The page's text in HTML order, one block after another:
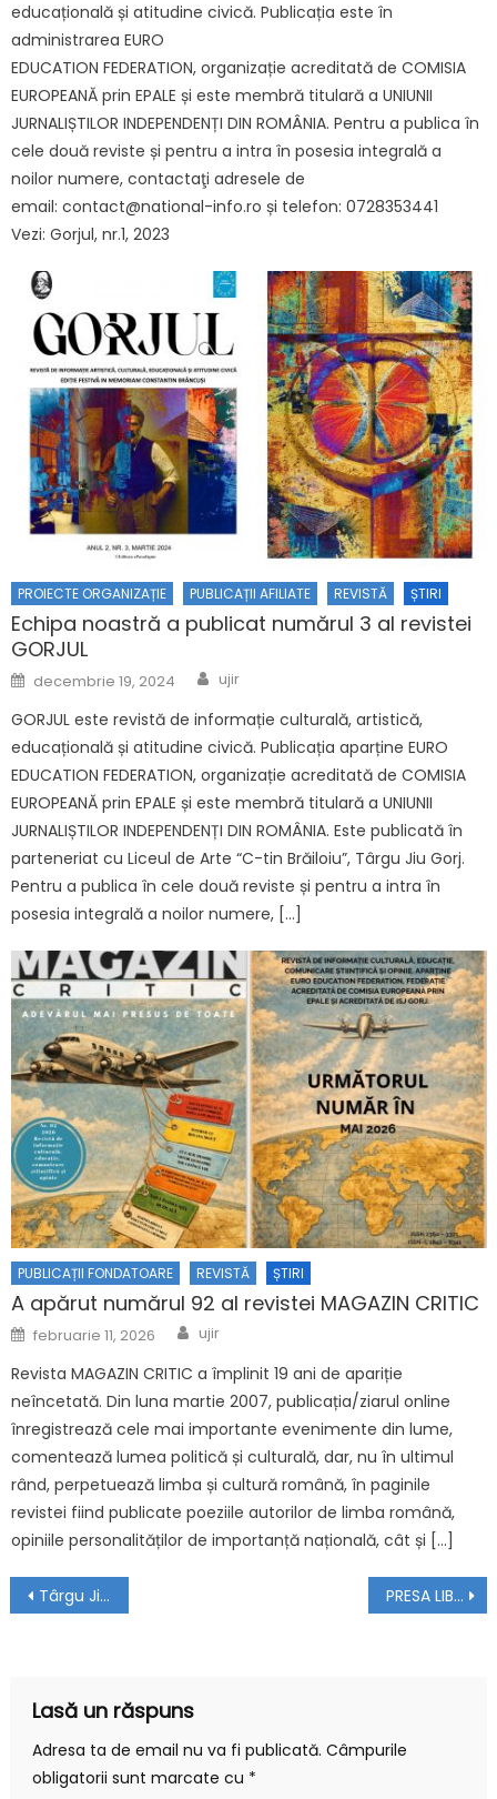
educațională și atitudine civică. Publicația este în
administrarea EURO
EDUCATION FEDERATION, organizație acreditată de COMISIA
EUROPEANĂ prin EPALE și este membră titulară a UNIUNII
JURNALIȘTILOR INDEPENDENȚI DIN ROMÂNIA. Pentru a publica în
cele două reviste și pentru a intra în posesia integrală a
noilor numere, contactaţi adresele de
email: contact@national-info.ro și telefon: 0728353441
Vezi: Gorjul, nr.1, 2023
PROIECTE ORGANIZAȚIE PUBLICAȚII AFILIATE REVISTĂ ȘTIRI
Echipa noastră a publicat numărul 3 al revistei
GORJUL
Posted on
decembrie 19, 2024 Author
ujir
GORJUL este revistă de informație culturală, artistică,
educațională și atitudine civică. Publicația aparține EURO
EDUCATION FEDERATION, organizație acreditată de COMISIA
EUROPEANĂ prin EPALE și este membră titulară a UNIUNII
JURNALIȘTILOR INDEPENDENȚI DIN ROMÂNIA. Este publicată în
parteneriat cu Liceul de Arte “C-tin Brăiloiu”, Târgu Jiu Gorj.
Pentru a publica în cele două reviste și pentru a intra în
posesia integrală a noilor numere, […]
PUBLICAȚII FONDATOARE REVISTĂ ȘTIRI
A apărut numărul 92 al revistei MAGAZIN CRITIC
Posted on
februarie 11, 2026 Author
ujir
Revista MAGAZIN CRITIC a împlinit 19 ani de apariție
neîncetată. Din luna martie 2007, publicația/ziarul online
înregistrează cele mai importante evenimente din lume,
comentează lumea politică și culturală, dar, nu în ultimul
rând, perpetuează limba și cultură română, în paginile
revistei fiind publicate poeziile autorilor de limba română,
opiniile personalităților de importanță națională, cât și […]
Navigare în articole
Târgu Jiu | Marșul „Împreună pentru Calea Eroilor”. Primăria Târgu Jiu e depășită de problema Brâncuși! PRESA LIBERĂ ONLINE este al doilea ziar afiliat la UNIUNEA JURNALIȘTILOR INDEPENDENȚI DIN ROMÂNIA!
Lasă un răspuns
Adresa ta de email nu va fi publicată. Câmpurile
obligatorii sunt marcate cu *